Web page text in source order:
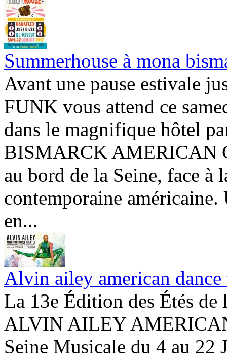
Summerhouse à mona
Avant une pause estivale
FUNK vous attend ce
dans le magnifique hôtel
BISMARCK AMERICAN
au bord de la Seine, face
contemporaine
en...
Alvin ailey american dance
La 13e Édition des Étés de
ALVIN AILEY
Seine Musicale du 4 au